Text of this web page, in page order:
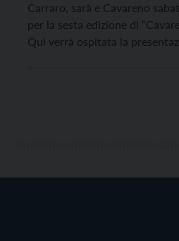
Carraro, sarà e Cavareno
per la sesta edizione di
Qui verrà ospitata la